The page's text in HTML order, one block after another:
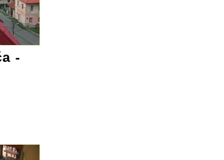
-